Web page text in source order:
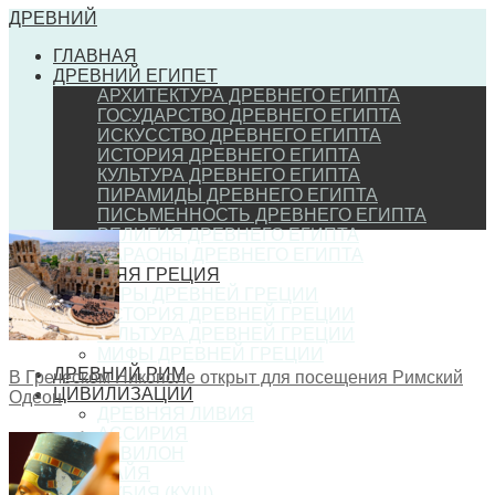
ДРЕВНИЙ
ГЛАВНАЯ
ДРЕВНИЙ ЕГИПЕТ
АРХИТЕКТУРА ДРЕВНЕГО ЕГИПТА
ГОСУДАРСТВО ДРЕВНЕГО ЕГИПТА
ИСКУССТВО ДРЕВНЕГО ЕГИПТА
ИСТОРИЯ ДРЕВНЕГО ЕГИПТА
КУЛЬТУРА ДРЕВНЕГО ЕГИПТА
ПИРАМИДЫ ДРЕВНЕГО ЕГИПТА
ПИСЬМЕННОСТЬ ДРЕВНЕГО ЕГИПТА
РЕЛИГИЯ ДРЕВНЕГО ЕГИПТА
ФАРАОНЫ ДРЕВНЕГО ЕГИПТА
ДРЕВНЯЯ ГРЕЦИЯ
ИГРЫ ДРЕВНЕЙ ГРЕЦИИ
ИСТОРИЯ ДРЕВНЕЙ ГРЕЦИИ
КУЛЬТУРА ДРЕВНЕЙ ГРЕЦИИ
ДРЕВНИЙ РИМ
ЦИВИЛИЗАЦИИ
АССИРИЯ
ВАВИЛОН
МАЙЯ
В Греческом Никополе открыт для посещения Римский
Одеон